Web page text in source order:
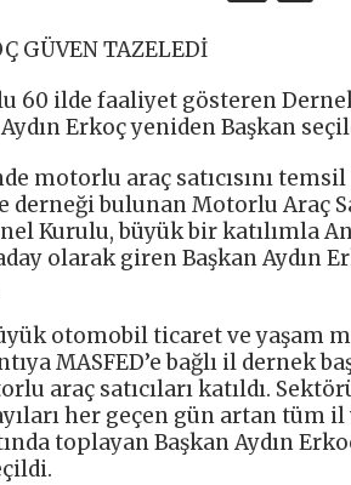
GÜVEN TAZELEDİ
60 ilde faaliyet gösteren
Erkoç yeniden Başkan
motorlu araç satıcısını
derneği bulunan Motorlu Araç
Kurulu, büyük bir katılımla
olarak giren Başkan Aydın
otomobil ticaret ve yaşam
MASFED’e bağlı il dernek
araç satıcıları katıldı.
her geçen gün artan tüm il
toplayan Başkan Aydın